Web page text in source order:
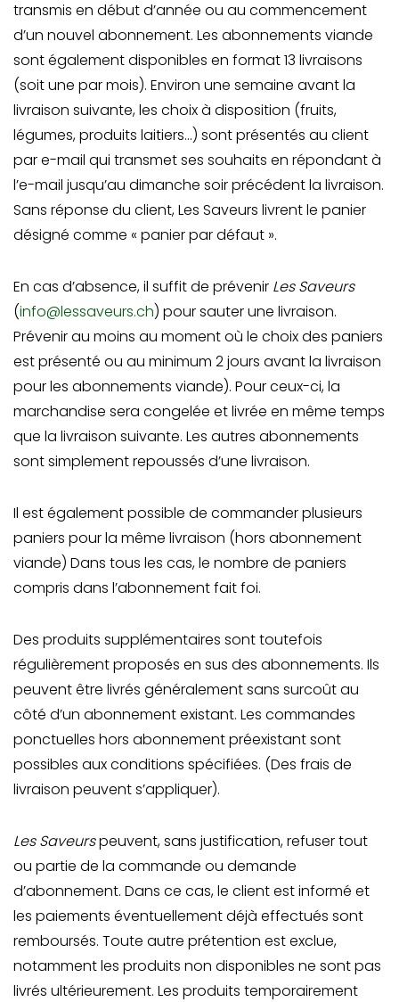
transmis en début d’année ou au commencement
d’un nouvel abonnement. Les abonnements viande
sont également disponibles en format 13 livraisons
(soit une par mois). Environ une semaine avant la
livraison suivante, les choix à disposition (fruits,
légumes, produits laitiers…) sont présentés au client
par e-mail qui transmet ses souhaits en répondant à
l’e-mail jusqu’au dimanche soir précédent la livraison.
Sans réponse du client, Les Saveurs livrent le panier
désigné comme « panier par défaut ».
En cas d’absence, il suffit de prévenir Les Saveurs
(info@lessaveurs.ch) pour sauter une livraison.
Prévenir au moins au moment où le choix des paniers
est présenté ou au minimum 2 jours avant la livraison
pour les abonnements viande). Pour ceux-ci, la
marchandise sera congelée et livrée en même temps
que la livraison suivante. Les autres abonnements
sont simplement repoussés d’une livraison.
Il est également possible de commander plusieurs
paniers pour la même livraison (hors abonnement
viande) Dans tous les cas, le nombre de paniers
compris dans l’abonnement fait foi.
Des produits supplémentaires sont toutefois
régulièrement proposés en sus des abonnements. Ils
peuvent être livrés généralement sans surcoût au
côté d’un abonnement existant. Les commandes
ponctuelles hors abonnement préexistant sont
possibles aux conditions spécifiées. (Des frais de
livraison peuvent s’appliquer).
Les Saveurspeuvent, sans justification, refuser tout
ou partie de la commande ou demande
d’abonnement. Dans ce cas, le client est informé et
les paiements éventuellement déjà effectués sont
remboursés. Toute autre prétention est exclue,
notamment les produits non disponibles ne sont pas
livrés ultérieurement. Les produits temporairement